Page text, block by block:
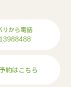
リから電話
約はこちら